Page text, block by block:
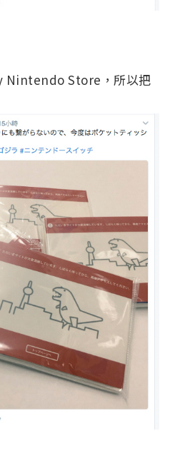
Nintendo Store，所以把